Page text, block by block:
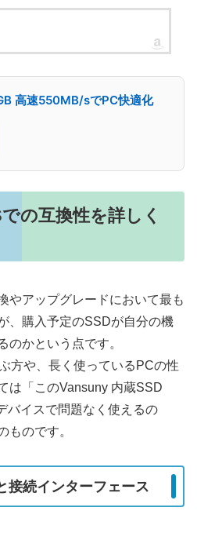
高速550MB/sでPC快適化
の互換性を詳しく
やアップグレードにおいて最も
、購入予定のSSDが自分の機
のかという点です。
方や、長く使っているPCの性
は「このVansuny 内蔵SSD
バイスで問題なく使えるの
ものです。
接続インターフェース